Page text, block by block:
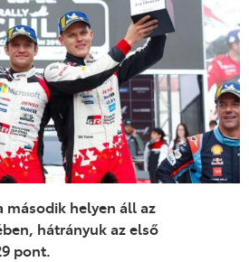
második helyen áll az
hátrányuk az első
pont.